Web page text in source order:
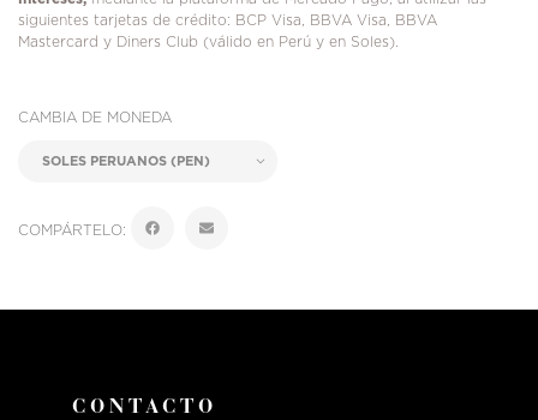
siguientes tarjetas de crédito: BCP Visa, BBVA Visa, BBVA
Mastercard y Diners Club (válido en Perú y en Soles).
COMPÁRTELO:
CAMBIA DE MONEDA
CONTACTO